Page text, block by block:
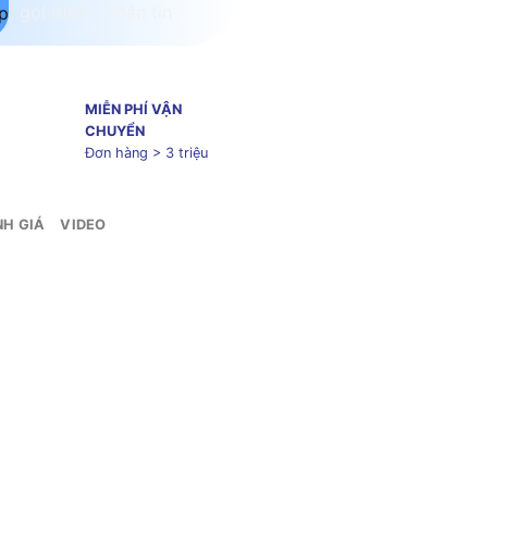
MIỄN PHÍ VẬN
CHUYỂN
Đơn hàng > 3 triệu
GIÁ VIDEO